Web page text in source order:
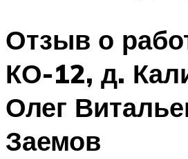
Отзыв о
КО-12, д.
Олег
Заемов